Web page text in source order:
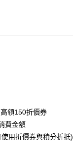
領150折價券
費金額
用折價券與積分折抵)